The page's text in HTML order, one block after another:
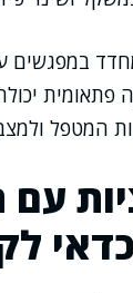
במפגשים
פתאומית
המטפל
עם